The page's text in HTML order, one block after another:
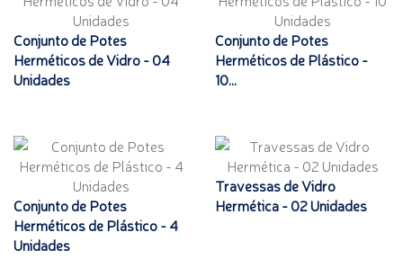
Conjunto de Potes
Herméticos de Vidro - 04
Unidades
Conjunto de Potes
Herméticos de Plástico -
10...
Conjunto de Potes
Herméticos de Plástico - 4
Unidades
Travessas de Vidro
Hermética - 02 Unidades